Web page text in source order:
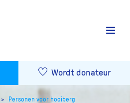
Wordt donateur
Personen voor hooiberg